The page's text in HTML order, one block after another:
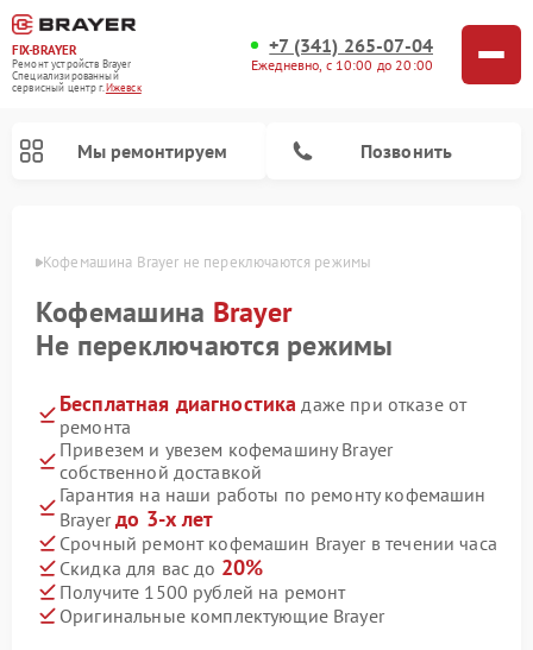
FIX-BRAYER
Ремонт устройств Brayer
Специализированный
cервисный центр г.Ижевск
+7 (341) 265-07-04
Ежедневно, с 10:00 до 20:00
Мы ремонтируем Позвонить
Кофемашина Brayer не переключаются режимы
Кофемашина Brayer
Не переключаются режимы
Бесплатная диагностика даже при отказе от
ремонта
Привезем и увезем кофемашину Brayer
собственной доставкой
Гарантия на наши работы по ремонту кофемашин
Brayerдо 3-х лет
Срочный ремонт кофемашин Brayer в течении часа
Скидка для вас до 20%
Получите 1500 рублей на ремонт
Оригинальные комплектующие Brayer